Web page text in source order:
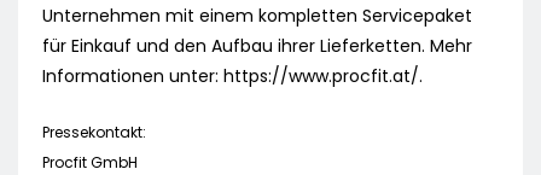
Unternehmen mit einem kompletten Servicepaket
für Einkauf und den Aufbau ihrer Lieferketten. Mehr
Informationen unter: https://www.procfit.at/.
Pressekontakt:
Procfit GmbH